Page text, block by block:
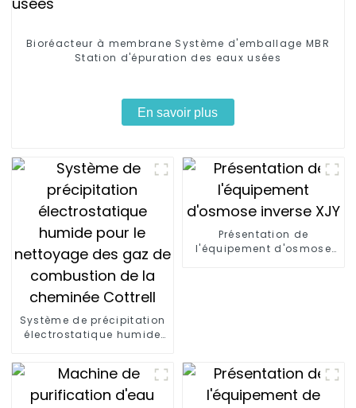
Bioréacteur à membrane Système d'emballage MBR
Station d'épuration des eaux usées
En savoir plus
Système de précipitation
électrostatique humide
gaz de combustion de la
cheminée Cottrell
Présentation de
l'équipement d'osmose